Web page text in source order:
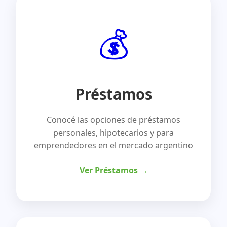
💰
Préstamos
Conocé las opciones de préstamos
personales, hipotecarios y para
emprendedores en el mercado argentino
Ver Préstamos →